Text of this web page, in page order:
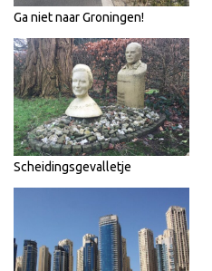
Ga niet naar Groningen!
Scheidingsgevalletje